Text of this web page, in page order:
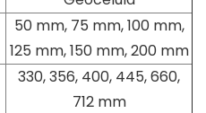
50 mm, 75 mm, 100 mm,
125 mm, 150 mm, 200 mm
330, 356, 400, 445, 660,
712 mm